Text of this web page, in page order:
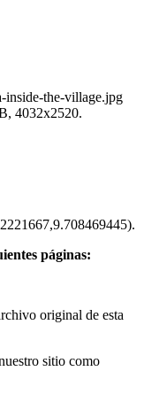
inside-the-village.jpg
4032x2520.
páginas:
original de esta
sitio como